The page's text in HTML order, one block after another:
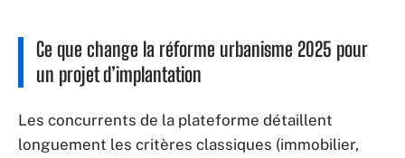
Ce que change la réforme urbanisme 2025 pour
un projet d’implantation
Les concurrents de la plateforme détaillent
longuement les critères classiques (immobilier,